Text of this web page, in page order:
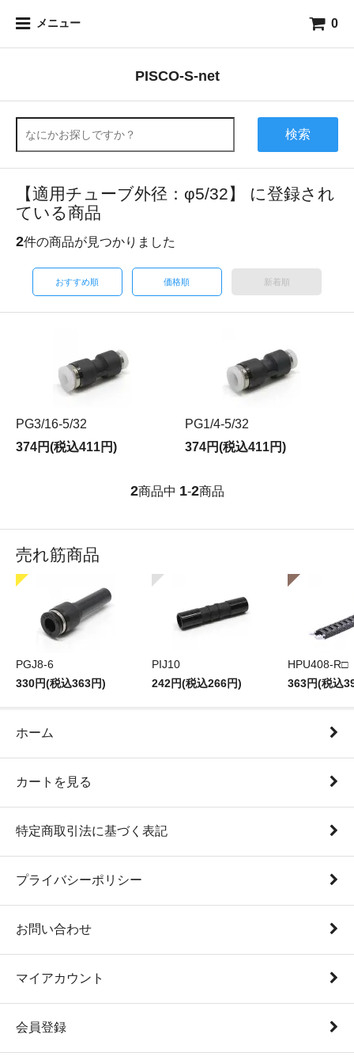
メニュー 0
PISCO-S-net
検索
【適用チューブ外径：φ5/32】 に登録され
ている商品
2件の商品が見つかりました
おすすめ順 価格順 新着順
PG3/16-5/32
374円(税込411円)
PG1/4-5/32
374円(税込411円)
2商品中 1-2商品
売れ筋商品
PGJ8-6
330円(税込363円)
PIJ10
242円(税込266円)
HPU408-R□
363円(税込
ホーム
カートを見る
特定商取引法に基づく表記
プライバシーポリシー
お問い合わせ
マイアカウント
会員登録